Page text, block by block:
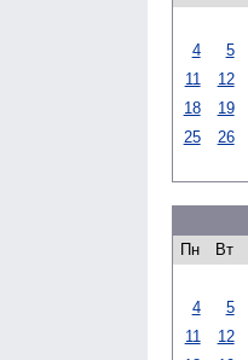
4
5
11
12
18
19
25
26
Пн
Вт
4
5
11
12